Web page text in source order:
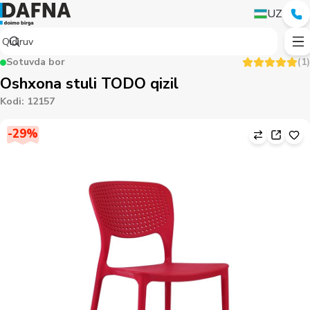
UZ
-29%
Sotuvda bor (1)
Oshxona stuli TODO qizil
Kodi: 12157